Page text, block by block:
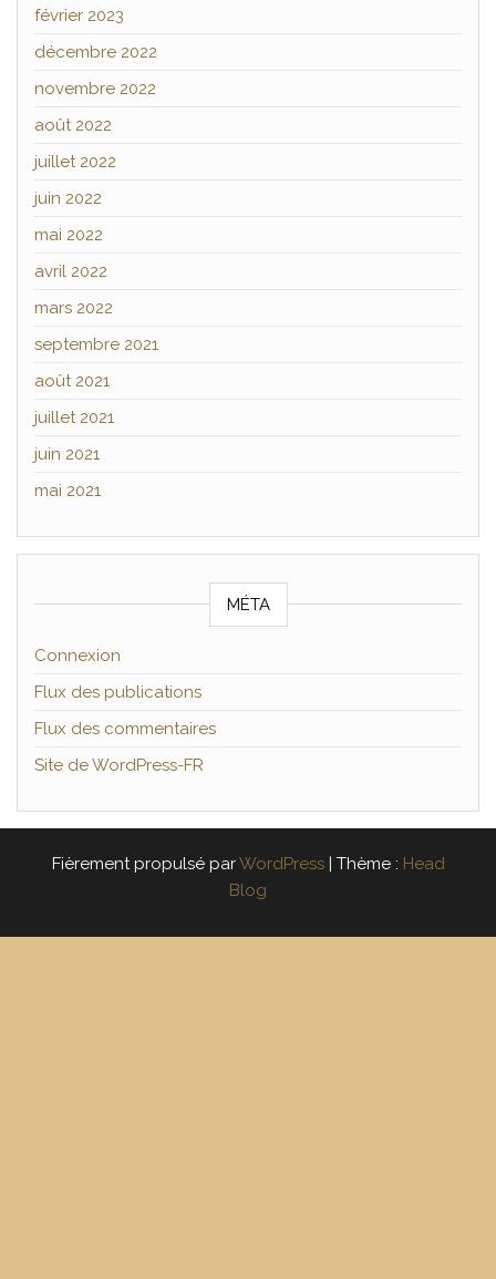
février 2023
décembre 2022
novembre 2022
août 2022
juillet 2022
juin 2022
mai 2022
avril 2022
mars 2022
septembre 2021
août 2021
juillet 2021
juin 2021
mai 2021
MÉTA
Connexion
Flux des publications
Flux des commentaires
Site de WordPress-FR
Fièrement propulsé parWordPress | Thème : Head
Blog